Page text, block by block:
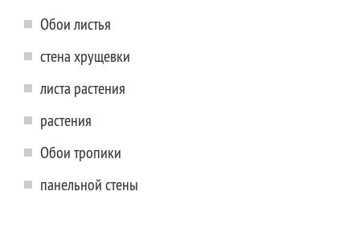
Обои листья
стена хрущевки
листа растения
растения
Обои тропики
панельной стены